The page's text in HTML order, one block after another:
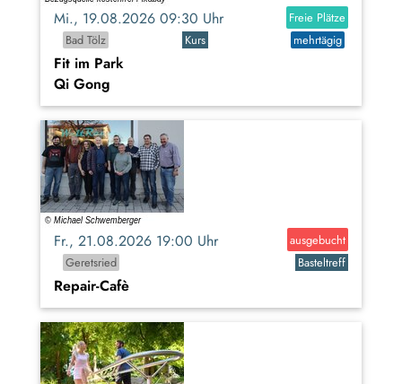
Mi., 19.08.2026 09:30 Uhr
Freie Plätze
Bad Tölz
Kurs mehrtägig
Fit im Park
Qi Gong
Fr., 21.08.2026 19:00 Uhr
ausgebucht
Geretsried
Basteltreff
Repair-Cafè